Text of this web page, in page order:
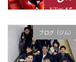
ブログ（ジム）